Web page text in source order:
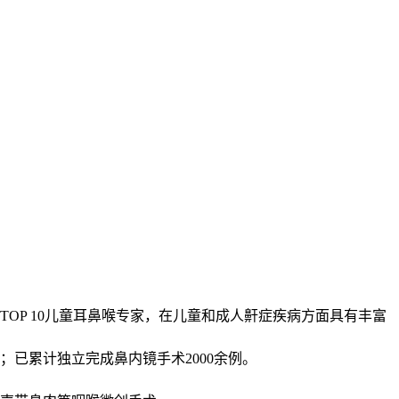
10儿童耳鼻喉专家，在儿童和成人鼾症疾病方面具有丰富
累计独立完成鼻内镜手术2000余例。